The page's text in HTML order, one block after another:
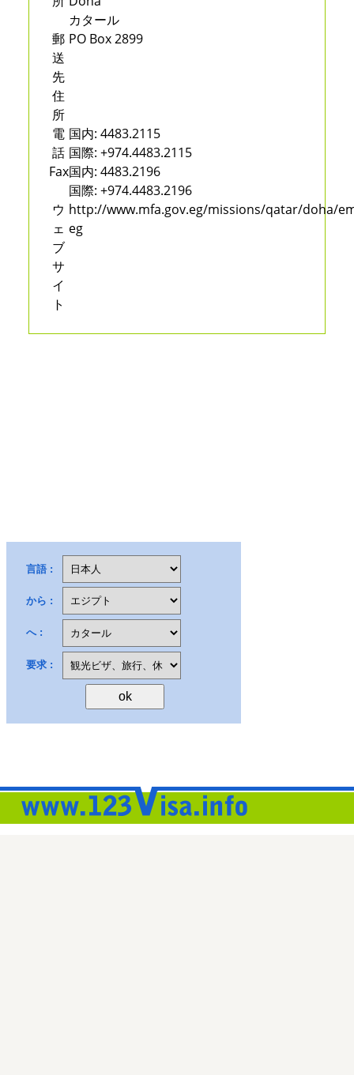
カタール
郵
送
先
住
所
PO Box 2899
電
話
国内: 4483.2115
国際: +974.4483.2115
Fax国内: 4483.2196
国際: +974.4483.2196
ウ
ェ
ブ
サ
イ
ト
http://www.mfa.gov.eg/missions/qatar/doha/
eg